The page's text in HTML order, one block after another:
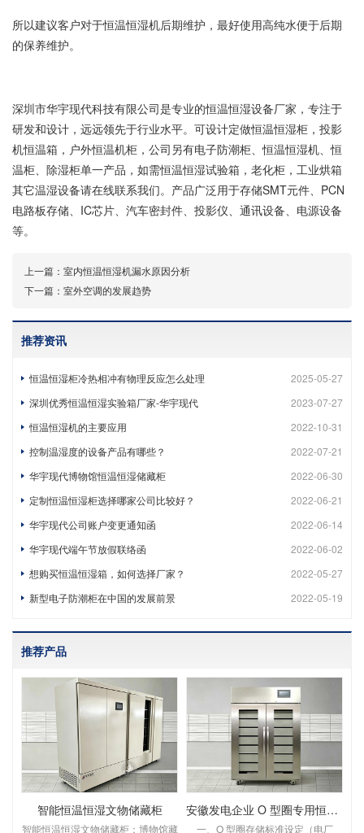
所以建议客户对于恒温恒湿机后期维护，最好使用高纯水便于后期
的保养维护。
深圳市华宇现代科技有限公司是专业的恒温恒湿设备厂家，专注于
研发和设计，远远领先于行业水平。可设计定做恒温恒湿柜，投影
机恒温箱，户外恒温机柜，公司另有电子防潮柜、恒温恒湿机、恒
温柜、除湿柜单一产品，如需恒温恒湿试验箱，老化柜，工业烘箱
其它温湿设备请在线联系我们。产品广泛用于存储SMT元件、PCN
电路板存储、IC芯片、汽车密封件、投影仪、通讯设备、电源设备
等。
上一篇： 室内恒温恒湿机漏水原因分析
下一篇： 室外空调的发展趋势
推荐资讯
2025-05-27
恒温恒湿柜冷热相冲有物理反应怎么处理
2023-07-27
深圳优秀恒温恒湿实验箱厂家-华宇现代
2022-10-31
恒温恒湿机的主要应用
2022-07-21
控制温湿度的设备产品有哪些？
2022-06-30
华宇现代博物馆恒温恒湿储藏柜
2022-06-21
定制恒温恒湿柜选择哪家公司比较好？
2022-06-14
华宇现代公司账户变更通知函
2022-06-02
华宇现代端午节放假联络函
2022-05-27
想购买恒温恒湿箱，如何选择厂家？
2022-05-19
新型电子防潮柜在中国的发展前景
推荐产品
智能恒温恒湿文物储藏柜
智能恒温恒湿文物储藏柜：博物馆藏
安徽发电企业 O 型圈专用恒温恒湿储存柜
一、O 型圈存储标准设定（电厂